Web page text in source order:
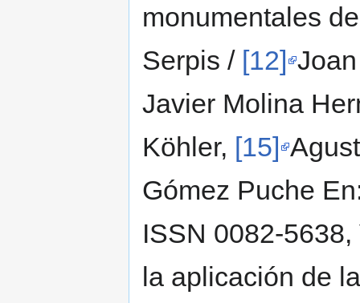
monumentales
Serpis / [12]
Javier Molina
Köhler, [15]
Gómez Puche
ISSN 0082-
la aplicación de